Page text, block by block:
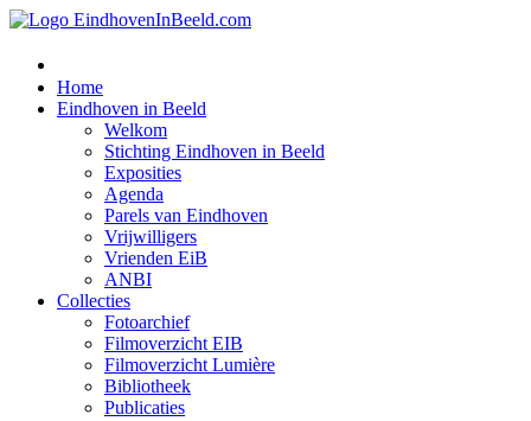
Home
Eindhoven in Beeld
Welkom
Stichting Eindhoven in Beeld
Exposities
Agenda
Parels van Eindhoven
Vrijwilligers
Vrienden EiB
ANBI
Collecties
Fotoarchief
Filmoverzicht EIB
Filmoverzicht Lumière
Bibliotheek
Publicaties